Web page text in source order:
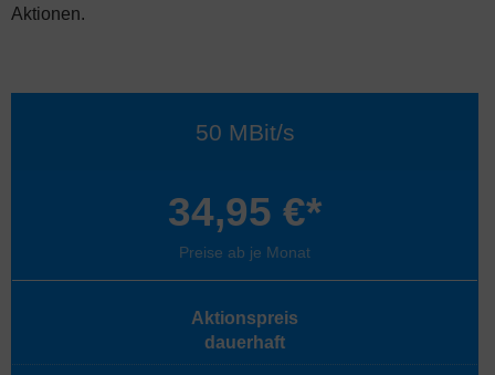
Aktionen.
50 MBit/s
34,95 €*
Preise ab je Monat
Aktionspreis
dauerhaft